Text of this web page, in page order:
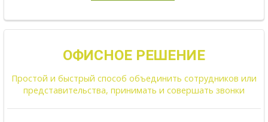
ОФИСНОЕ РЕШЕНИЕ
Простой и быстрый способ объединить сотрудников или
представительства, принимать и совершать звонки